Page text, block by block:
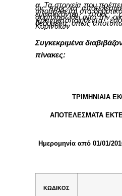
α.Τα στοιχεία που
ως προς τα
υποβάλλεται στο
εμφανίζονται
συμπληρωθεί από την
πραγματοποιηθέντα
δεδομένα, όπως
Κορινθίων
Συγκεκριμένα
πίνακες:
ΤΡΙΜΗΝΙΑΙΑ
ΑΠΟΤΕΛΕΣΜΑΤΑ
Ημερομηνία από 01/01/
ΚΩΔΙΚΟΣ